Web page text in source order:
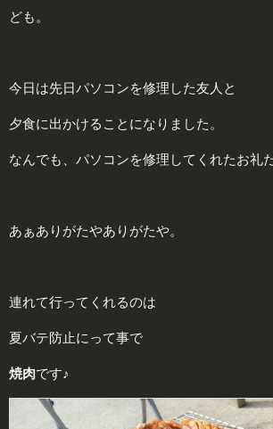
ども。
今日は先日パソコンを修理した友人と
夕食に出かけることになりました。
なんでも、パソコンを修理してくれたお礼
あぁありがたやありがたや。
連れて行ってくれるのは
夏バテ防止にって事で
焼肉です♪